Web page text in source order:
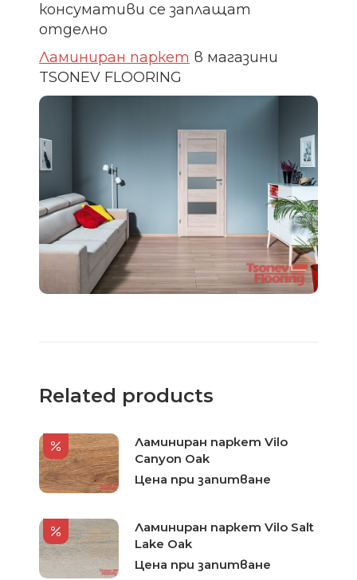
консумативи се заплащат
отделно
Ламиниран паркет в магазини
TSONEV FLOORING
Related products
Ламиниран паркет Vilo
Canyon Oak
Цена при запитване
Ламиниран паркет Vilo Salt
Lake Oak
Цена при запитване